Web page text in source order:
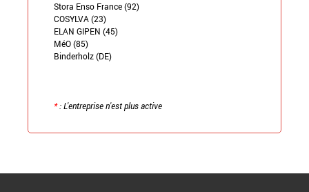
Stora Enso France (92)
COSYLVA (23)
ELAN GIPEN (45)
MéO (85)
Binderholz (DE)
*: L'entreprise n'est plus active